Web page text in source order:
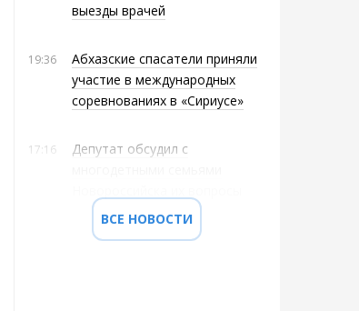
выезды врачей
19:36
Абхазские спасатели приняли
участие в международных
соревнованиях в «Сириусе»
17:16
Депутат обсудил с
ВСЕ НОВОСТИ